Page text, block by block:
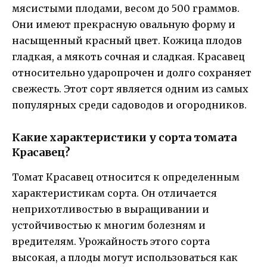
мясистыми плодами, весом до 500 граммов.
Они имеют прекрасную овальную форму и
насыщенный красный цвет. Кожица плодов
гладкая, а мякоть сочная и сладкая. Красавец
относительно ударопрочен и долго сохраняет
свежесть. Этот сорт является одним из самых
популярных среди садоводов и огородников.
Какие характеристики у сорта томата
Красавец?
Томат Красавец относится к определенным
характеристикам сорта. Он отличается
неприхотливостью в выращивании и
устойчивостью к многим болезням и
вредителям. Урожайность этого сорта
высокая, а плоды могут использоваться как